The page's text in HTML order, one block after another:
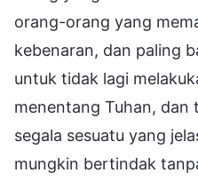
orang-orang yang
kebenaran, dan paling
untuk tidak lagi
menentang Tuhan, dan
segala sesuatu yang
mungkin bertindak